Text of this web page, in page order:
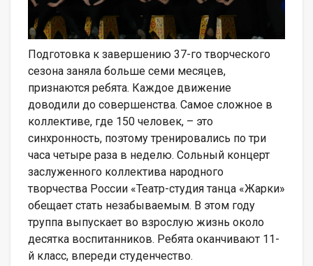
Подготовка к завершению 37-го творческого
сезона заняла больше семи месяцев,
признаются ребята. Каждое движение
доводили до совершенства. Самое сложное в
коллективе, где 150 человек, – это
синхронность, поэтому тренировались по три
часа четыре раза в неделю. Сольный концерт
заслуженного коллектива народного
творчества России «Театр-студия танца «Жарки»
обещает стать незабываемым. В этом году
труппа выпускает во взрослую жизнь около
десятка воспитанников. Ребята оканчивают 11-
й класс, впереди студенчество.